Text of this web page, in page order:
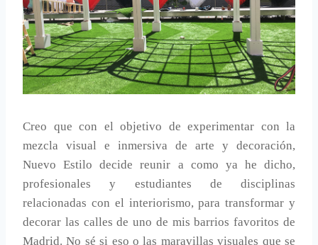
Creo que con el objetivo de experimentar con la
mezcla visual e inmersiva de arte y decoración,
Nuevo Estilo decide reunir a como ya he dicho,
profesionales y estudiantes de disciplinas
relacionadas con el interiorismo, para transformar y
decorar las calles de uno de mis barrios favoritos de
Madrid. No sé si eso o las maravillas visuales que se